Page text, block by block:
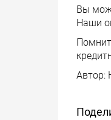
Вы
Наши
Автор: